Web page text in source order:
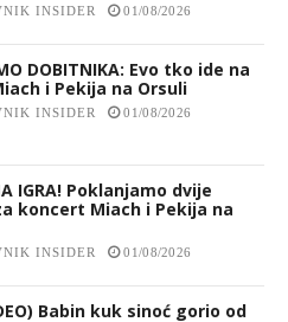
INSIDER 01/08/2026
DOBITNIKA: Evo tko ide na
i Pekija na Orsuli
INSIDER 01/08/2026
IGRA! Poklanjamo dvije
koncert Miach i Pekija na
INSIDER 01/08/2026
Babin kuk sinoć gorio od